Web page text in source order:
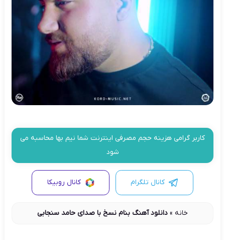
کاربر گرامی هزینه حجم مصرفی اینترنت شما نیم بها محاسبه می
شود
کانال تلگرام کانال روبیکا
خانه» دانلود آهنگ بنام نسخ با صدای حامد سنجابی